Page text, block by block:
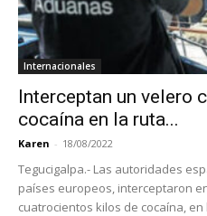
Internacionales
Interceptan un velero
cocaína en la ruta...
Karen - 18/08/2022
Tegucigalpa.- Las autoridades
países europeos, interceptaron
cuatrocientos kilos de cocaína, en